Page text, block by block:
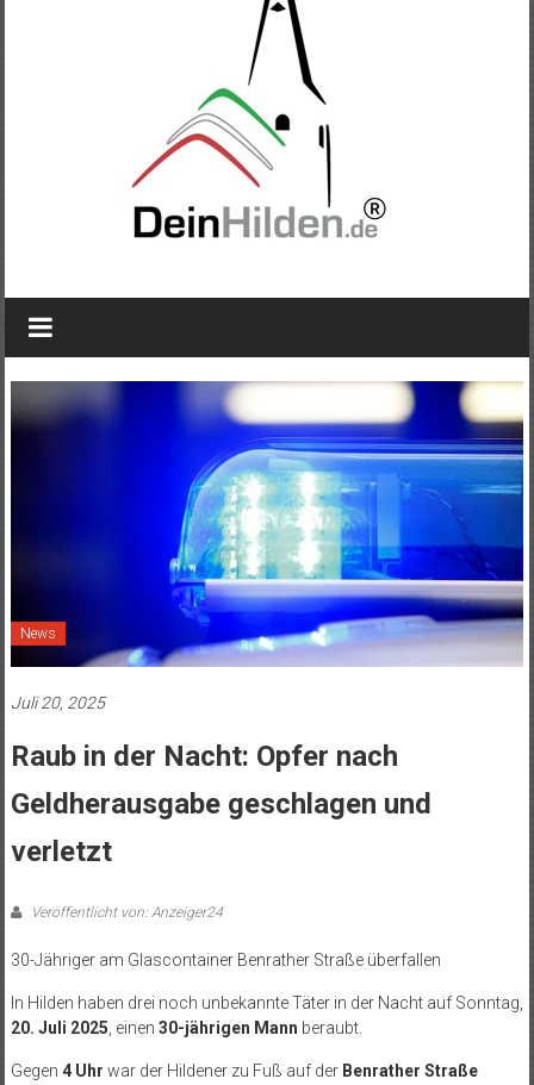
News
Juli 20, 2025
Raub in der Nacht: Opfer nach
Geldherausgabe geschlagen und
verletzt
Veröffentlicht von: Anzeiger24
30-Jähriger am Glascontainer Benrather Straße überfallen
In Hilden haben drei noch unbekannte Täter in der Nacht auf Sonntag,
20. Juli 2025, einen 30-jährigen Mann beraubt.
Gegen 4 Uhr war der Hildener zu Fuß auf der Benrather Straße